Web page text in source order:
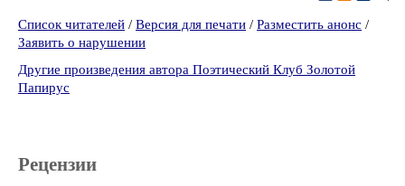
Список читателей / Версия для печати / Разместить анонс /
Заявить о нарушении
Другие произведения автора Поэтический Клуб Золотой
Папирус
Рецензии